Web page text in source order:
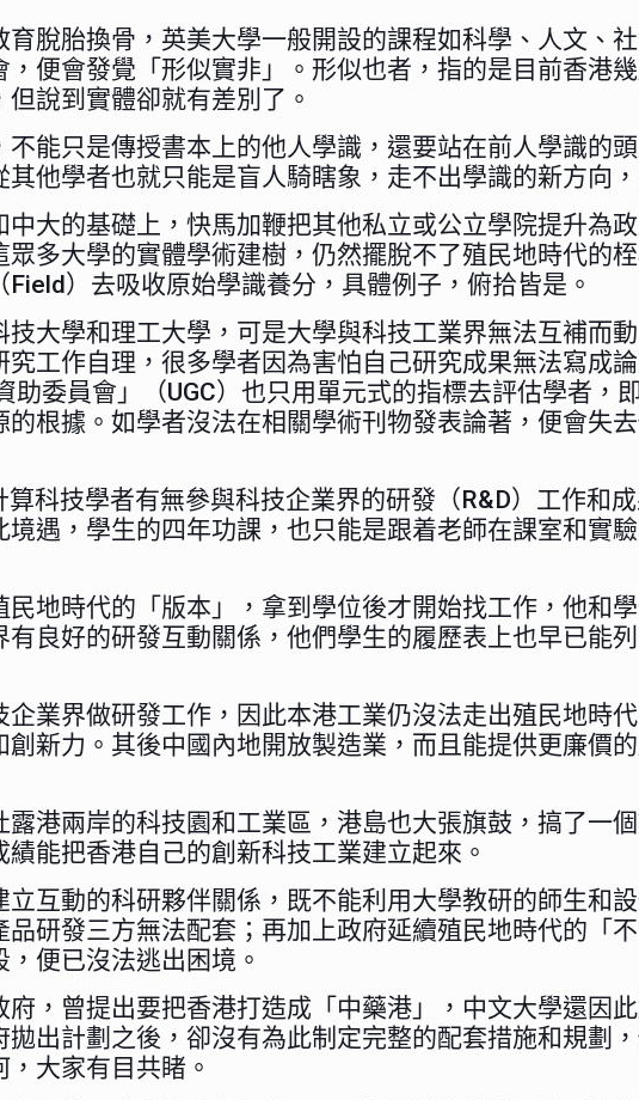
脫胎換骨，英美大學一般開設的課程如科學、人文、
便會發覺「形似實非」。形似也者，指的是目前香港
說到實體卻就有差別了。
能只是傳授書本上的他人學識，還要站在前人學識的
他學者也就只能是盲人騎瞎象，走不出學識的新方向
大的基礎上，快馬加鞭把其他私立或公立學院提升為
多大學的實體學術建樹，仍然擺脫不了殖民地時代的
）去吸收原始學識養分，具體例子，俯拾皆是。
大學和理工大學，可是大學與科技工業界無法互補而
工作自理，很多學者因為害怕自己研究成果無法寫成
委員會」（UGC）也只用單元式的指標去評估學者，
根據。如學者沒法在相關學術刊物發表論著，便會失
科技學者有無參與科技企業界的研發（R&D）工作和
遇，學生的四年功課，也只能是跟着老師在課室和實
地時代的「版本」，拿到學位後才開始找工作，他和
良好的研發互動關係，他們學生的履歷表上也早已能
業界做研發工作，因此本港工業仍沒法走出殖民地時
新力。其後中國內地開放製造業，而且能提供更廉價
港兩岸的科技園和工業區，港島也大張旗鼓，搞了一
能把香港自己的創新科技工業建立起來。
互動的科研夥伴關係，既不能利用大學教研的師生和
研發三方無法配套；再加上政府延續殖民地時代的「
便已沒法逃出困境。
，曾提出要把香港打造成「中藥港」，中文大學還因
出計劃之後，卻沒有為此制定完整的配套措施和規劃
大家有目共睹。